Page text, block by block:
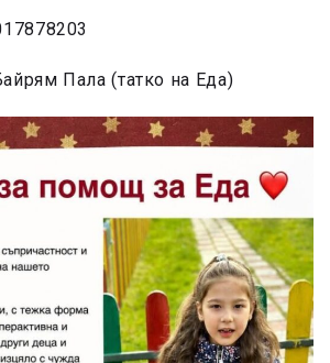
Пала (татко на Еда)